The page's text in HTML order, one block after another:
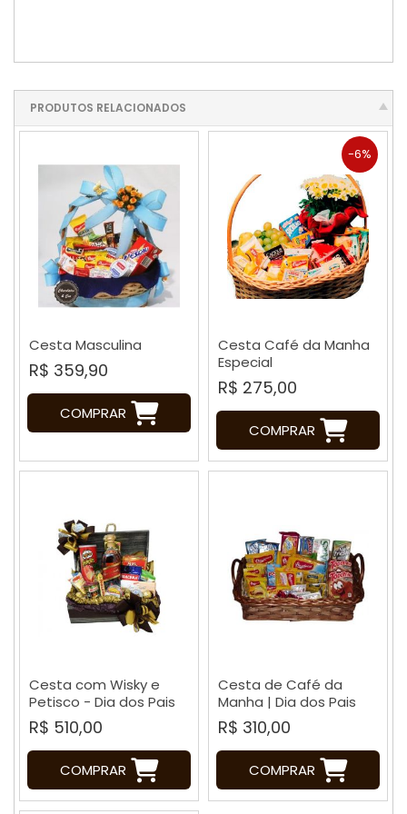
PRODUTOS RELACIONADOS
Cesta Masculina
R$ 359,90
COMPRAR
-6%
Cesta Café da Manha
Especial
R$ 275,00
COMPRAR
Cesta com Wisky e
Petisco - Dia dos Pais
R$ 510,00
COMPRAR
Cesta de Café da
Manha | Dia dos Pais
R$ 310,00
COMPRAR